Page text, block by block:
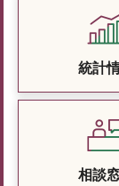
統計
相談